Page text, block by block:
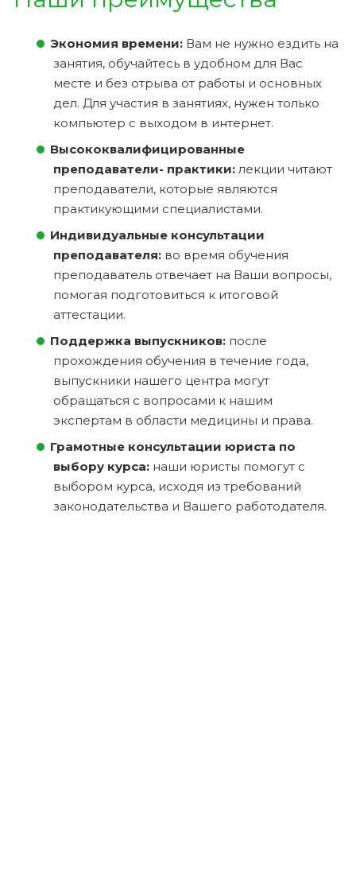
Экономия времени: Вам не нужно ездить на
занятия, обучайтесь в удобном для Вас
месте и без отрыва от работы и основных
дел. Для участия в занятиях, нужен только
компьютер с выходом в интернет.
Высококвалифицированные
преподаватели- практики: лекции читают
преподаватели, которые являются
практикующими специалистами.
Индивидуальные консультации
преподавателя: во время обучения
преподаватель отвечает на Ваши вопросы,
помогая подготовиться к итоговой
аттестации.
Поддержка выпускников: после
прохождения обучения в течение года,
выпускники нашего центра могут
обращаться с вопросами к нашим
экспертам в области медицины и права.
Грамотные консультации юриста по
выбору курса: наши юристы помогут с
выбором курса, исходя из требований
законодательства и Вашего работодателя.